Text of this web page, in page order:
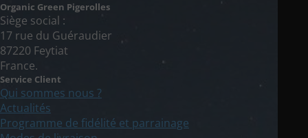
Organic Green Pigerolles
Siège social :
17 rue du Guéraudier
87220 Feytiat
France.
Service Client
Qui sommes nous ?
Actualités
Programme de fidélité et parrainage